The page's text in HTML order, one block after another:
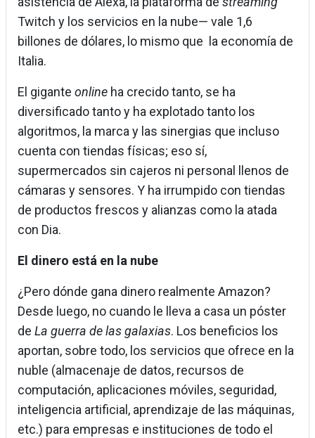
Twitch y los servicios en la nube— vale 1,6
billones de dólares, lo mismo que la economía de
Italia.
El gigante online ha crecido tanto, se ha
diversificado tanto y ha explotado tanto los
algoritmos, la marca y las sinergias que incluso
cuenta con tiendas físicas; eso sí,
supermercados sin cajeros ni personal llenos de
cámaras y sensores. Y ha irrumpido con tiendas
de productos frescos y alianzas como la atada
con Dia.
El dinero está en la nube
¿Pero dónde gana dinero realmente Amazon?
Desde luego, no cuando le lleva a casa un póster
de La guerra de las galaxias. Los beneficios los
aportan, sobre todo, los servicios que ofrece en la
nuble (almacenaje de datos, recursos de
computación, aplicaciones móviles, seguridad,
inteligencia artificial, aprendizaje de las máquinas,
etc.) para empresas e instituciones de todo el